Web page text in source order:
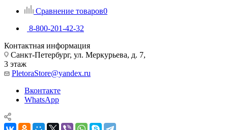
Сравнение товаров0
8-800-201-42-32
Контактная информация
Санкт-Петербург, ул. Меркурьева, д. 7,
3 этаж
PletoraStore@yandex.ru
Вконтакте
WhatsApp